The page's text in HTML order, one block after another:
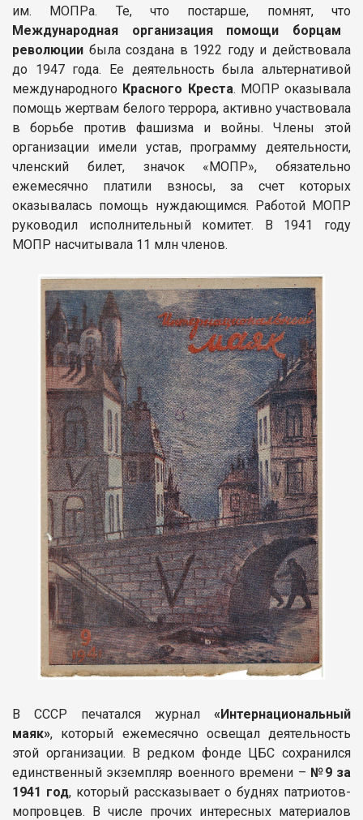
им. МОПРа. Те, что постарше, помнят, что
Международная организация помощи борцам
революции была создана в 1922 году и действовала
до 1947 года. Ее деятельность была альтернативой
международного Красного Креста. МОПР оказывала
помощь жертвам белого террора, активно участвовала
в борьбе против фашизма и войны. Члены этой
организации имели устав, программу деятельности,
членский билет, значок «МОПР», обязательно
ежемесячно платили взносы, за счет которых
оказывалась помощь нуждающимся. Работой МОПР
руководил исполнительный комитет. В 1941 году
МОПР насчитывала 11 млн членов.
В СССР печатался журнал «Интернациональный
маяк», который ежемесячно освещал деятельность
этой организации. В редком фонде ЦБС сохранился
единственный экземпляр военного времени – №9 за
1941 год, который рассказывает о буднях патриотов-
мопровцев. В числе прочих интересных материалов